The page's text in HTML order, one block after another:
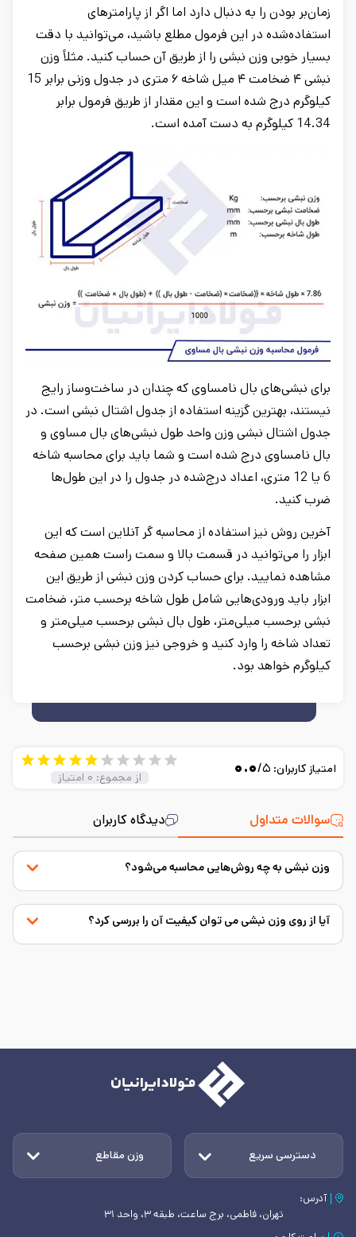
زمان‌بر بودن را به دنبال دارد اما اگر از پارامترهای
استفاده‌شده در این فرمول مطلع باشید، می‌توانید با دقت
بسیار خوبی وزن نبشی را از طریق آن حساب کنید. مثلاً وزن
نبشی ۴ ضخامت ۴ میل شاخه ۶ متری در جدول وزنی برابر 15
کیلوگرم درج شده است و این مقدار از طریق فرمول برابر
14.34 کیلوگرم به دست آمده است.
برای نبشی‌های بال نامساوی که چندان در ساخت‌وساز رایج
نیستند، بهترین گزینه استفاده از جدول اشتال نبشی است. در
جدول اشتال نبشی وزن واحد طول نبشی‌های بال مساوی و
بال نامساوی درج شده است و شما باید برای محاسبه شاخه
6 یا 12 متری، اعداد درج‌شده در جدول را در این طول‌ها
ضرب کنید.
آخرین روش نیز استفاده از محاسبه گر آنلاین است که این
ابزار را می‌توانید در قسمت بالا و سمت راست همین صفحه
مشاهده نمایید. برای حساب کردن وزن نبشی از طریق این
ابزار باید ورودی‌هایی شامل طول شاخه برحسب متر، ضخامت
نبشی برحسب میلی‌متر، طول بال نبشی برحسب میلی‌متر و
تعداد شاخه را وارد کنید و خروجی نیز وزن نبشی برحسب
کیلوگرم خواهد بود.
سوالات متداول دیدگاه کاربران
امتیاز کاربران: ۰.۰/۵
از مجموع: ۰ امتیاز
وزن نبشی به چه روش‌هایی محاسبه می‌شود؟
آیا از روی وزن نبشی می توان کیفیت آن را بررسی کرد؟
دسترسی سریع وزن مقاطع
آدرس:
تهران، فاطمی، برج ساعت، طبقه ۳، واحد ۳۱